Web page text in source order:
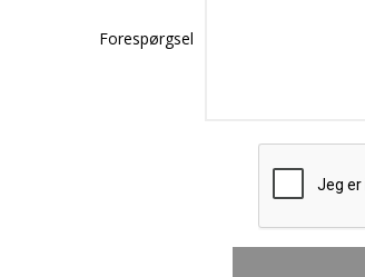
Forespørgsel